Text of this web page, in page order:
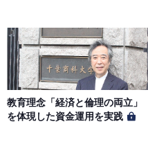
教育理念「経済と倫理の両立」
を体現した資金運用を実践